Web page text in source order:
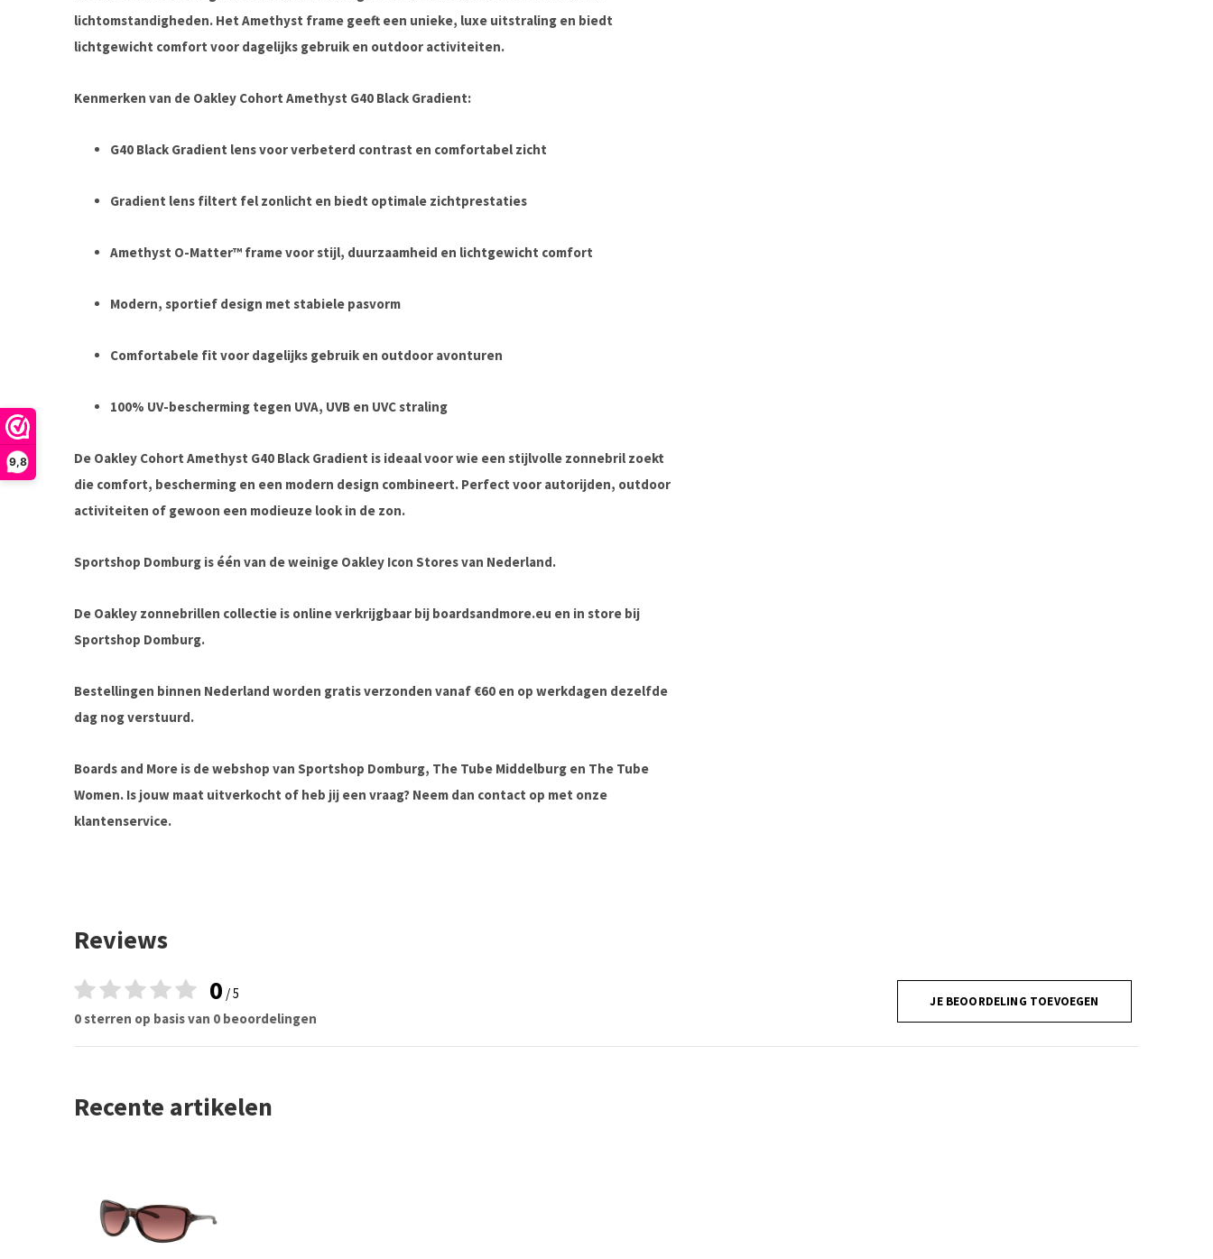
9,8
lichtomstandigheden. Het Amethyst frame geeft een unieke, luxe uitstraling en biedt
lichtgewicht comfort voor dagelijks gebruik en outdoor activiteiten.
Kenmerken van de Oakley Cohort Amethyst G40 Black Gradient:
G40 Black Gradient lens voor verbeterd contrast en comfortabel zicht
Gradient lens filtert fel zonlicht en biedt optimale zichtprestaties
Amethyst O-Matter™ frame voor stijl, duurzaamheid en lichtgewicht comfort
Modern, sportief design met stabiele pasvorm
Comfortabele fit voor dagelijks gebruik en outdoor avonturen
100% UV-bescherming tegen UVA, UVB en UVC straling
De Oakley Cohort Amethyst G40 Black Gradient is ideaal voor wie een stijlvolle zonnebril zoekt
die comfort, bescherming en een modern design combineert. Perfect voor autorijden, outdoor
activiteiten of gewoon een modieuze look in de zon.
Sportshop Domburg is één van de weinige Oakley Icon Stores van Nederland.
De Oakley zonnebrillen collectie is online verkrijgbaar bij boardsandmore.eu en in store bij
Sportshop Domburg.
Bestellingen binnen Nederland worden gratis verzonden vanaf €60 en op werkdagen dezelfde
dag nog verstuurd.
Boards and More is de webshop van Sportshop Domburg, The Tube Middelburg en The Tube
Women. Is jouw maat uitverkocht of heb jij een vraag? Neem dan contact op met onze
klantenservice.
Reviews
0 / 5
0 sterren op basis van 0 beoordelingen
JE BEOORDELING TOEVOEGEN
Recente artikelen